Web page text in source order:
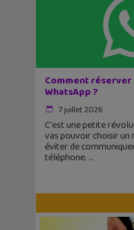
Comment
WhatsApp ?
7 juillet 2026
C'est une petite
vas pouvoir choisir
éviter de
téléphone.